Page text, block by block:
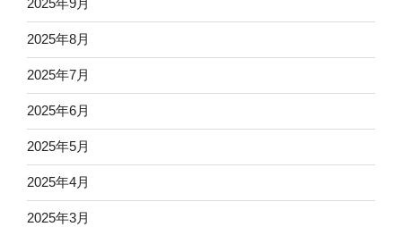
2025年9月
2025年8月
2025年7月
2025年6月
2025年5月
2025年4月
2025年3月